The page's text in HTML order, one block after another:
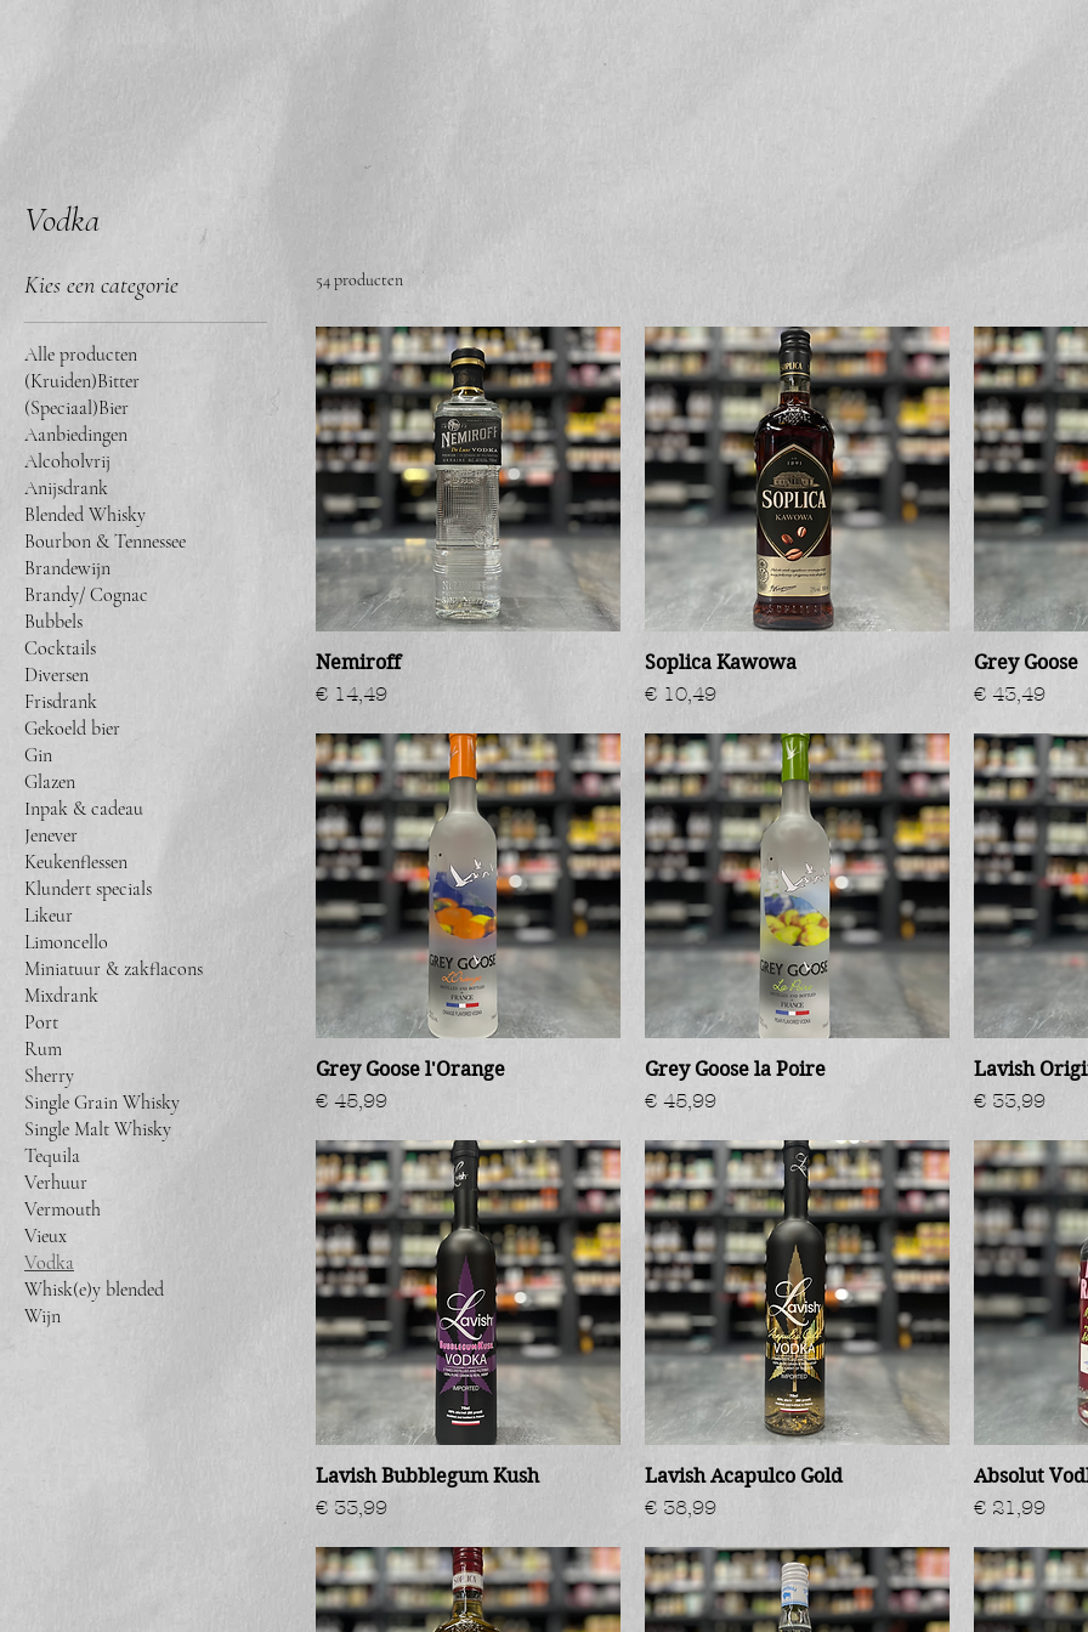
Vodka
Kies een categorie
Alle producten
(Kruiden)Bitter
(Speciaal)Bier
Aanbiedingen
Alcoholvrij
Anijsdrank
Blended Whisky
Bourbon & Tennessee
Brandewijn
Brandy/ Cognac
Bubbels
Cocktails
Diversen
Frisdrank
Gekoeld bier
Gin
Glazen
Inpak & cadeau
Jenever
Keukenflessen
Klundert specials
Likeur
Limoncello
Miniatuur & zakflacons
Mixdrank
Port
Rum
Sherry
Single Grain Whisky
Single Malt Whisky
Tequila
Verhuur
Vermouth
Vieux
Vodka
Whisk(e)y blended
Wijn
54 producten
Nemiroff
Prijs
€ 14,49
Soplica Kawowa
Prijs
€ 10,49
Grey Goose
Prijs
€ 43,49
Grey Goose l'Orange
Prijs
€ 45,99
Grey Goose la Poire
Prijs
€ 45,99
Lavish
Prijs
€ 33,99
Lavish Bubblegum Kush
Prijs
€ 33,99
Lavish Acapulco Gold
Prijs
€ 38,99
Absolut
Prijs
€ 21,99